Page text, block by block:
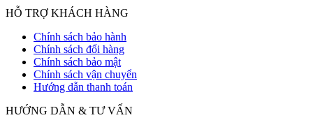
HỖ TRỢ KHÁCH HÀNG
Chính sách bảo hành
Chính sách đổi hàng
Chính sách bảo mật
Chính sách vận chuyển
Hướng dẫn thanh toán
HƯỚNG DẪN & TƯ VẤN